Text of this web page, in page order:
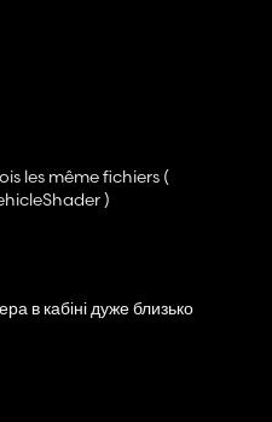
les même fichiers (
)
в кабіні дуже близько